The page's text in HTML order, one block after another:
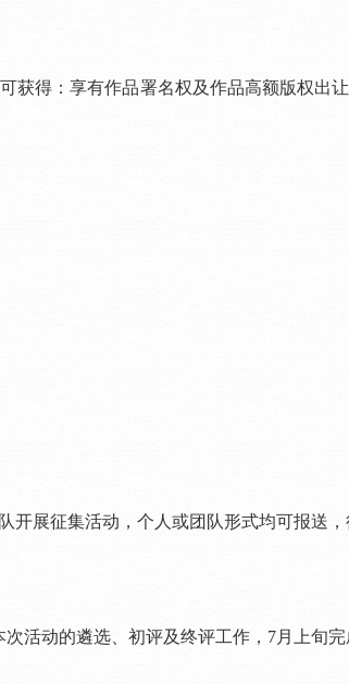
得：享有作品署名权及作品高额版权出
征集活动，个人或团队形式均可报送，
动的遴选、初评及终评工作，7月上旬完